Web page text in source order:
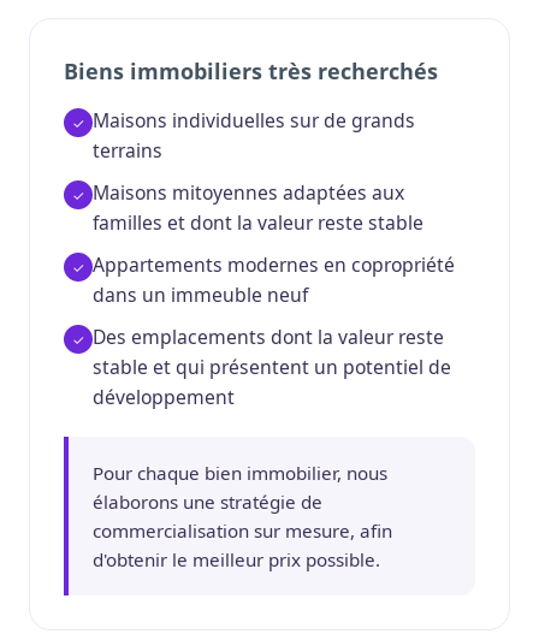
Biens immobiliers très recherchés
Maisons individuelles sur de grands
terrains
Maisons mitoyennes adaptées aux
familles et dont la valeur reste stable
Appartements modernes en copropriété
dans un immeuble neuf
Des emplacements dont la valeur reste
stable et qui présentent un potentiel de
développement
Pour chaque bien immobilier, nous
élaborons une stratégie de
commercialisation sur mesure, afin
d'obtenir le meilleur prix possible.